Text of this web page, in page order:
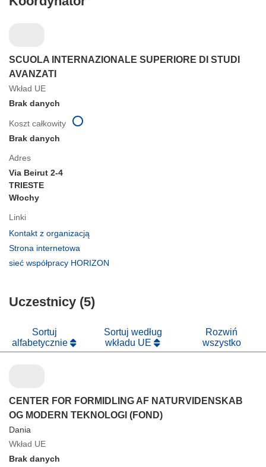
SCUOLA INTERNAZIONALE SUPERIORE DI STUDI
AVANZATI
Wkład UE
Brak danych
Adres
Via Beirut 2-4
TRIESTE
Włochy
Linki
Kontakt z organizacją
oknie)
Strona internetowa
otworzy
nowym
oknie)
sieć współpracy HORIZON
Koszt całkowity
Brak danych
Uczestnicy (5)
Sortuj
alfabetycznie
Sortuj według
wkładu UE
Rozwiń
wszystko
CENTER FOR FORMIDLING AF NATURVIDENSKAB
OG MODERN TEKNOLOGI (FOND)
Dania
Wkład UE
Brak danych